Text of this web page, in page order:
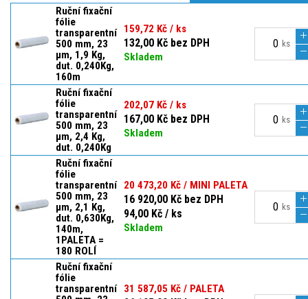
Ruční fixační
fólie
transparentní
500 mm, 23
µm, 1,9 Kg,
dut. 0,240Kg,
160m
159,72 Kč / ks
132,00 Kč bez DPH
Skladem
ks
Ruční fixační
fólie
transparentní
500 mm, 23
µm, 2,4 Kg,
dut. 0,240Kg
202,07 Kč / ks
167,00 Kč bez DPH
Skladem
ks
Ruční fixační
fólie
transparentní
500 mm, 23
µm, 2,1 Kg,
dut. 0,630Kg,
140m,
1PALETA =
180 ROLÍ
20 473,20 Kč / MINI PALETA
16 920,00 Kč bez DPH
94,00 Kč / ks
Skladem
ks
Ruční fixační
fólie
transparentní
31 587,05 Kč / PALETA